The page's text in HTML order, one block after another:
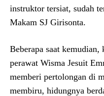
instruktor tersiat, sudah
Makam SJ Girisonta.
Beberapa saat
perawat Wisma Jesuit
memberi pertolongan di
membiru, hidungnya